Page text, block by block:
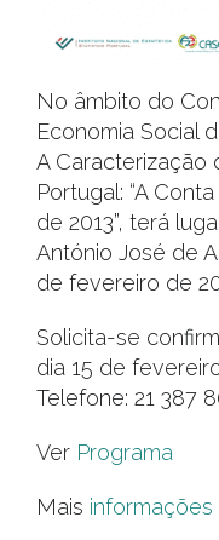
No âmbito do
Economia Social
A Caracterização
Portugal: “A
de 2013”, terá
António José de
de fevereiro de
Solicita-se
dia 15 de
Telefone: 21 387
Ver Programa
Mais informações